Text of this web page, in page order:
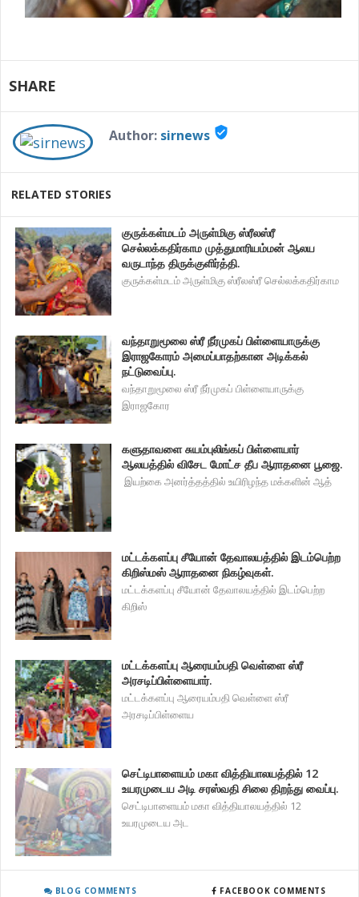
SHARE
Author: sirnews verified_user
RELATED STORIES
குருக்கள்மடம் அருள்மிகு ஸ்ரீலஸ்ரீ
செல்லக்கதிர்காம முத்துமாரியம்மன் ஆலய
வருடாந்த திருக்குளிர்த்தி.
குருக்கள்மடம் அருள்மிகு ஸ்ரீலஸ்ரீ செல்லக்கதிர்காம
வந்தாறுமூலை ஸ்ரீ நீர்முகப் பிள்ளையாருக்கு
இராஜகோரம் அமைப்பாதற்கான அடிக்கல்
நட்டுவைப்பு.
வந்தாறுமூலை ஸ்ரீ நீர்முகப் பிள்ளையாருக்கு
இராஜகோர
களுதாவளை சுயம்புலிங்கப் பிள்ளையார்
ஆலயத்தில் விசேட மோட்ச தீப ஆராதனை பூஜை.
இயற்கை அனர்த்தத்தில் உயிரிழந்த மக்களின் ஆத்
மட்டக்களப்பு சீயோன் தேவாலயத்தில் இடம்பெற்ற
கிறிஸ்மஸ் ஆராதனை நிகழ்வுகள்.
மட்டக்களப்பு சீயோன் தேவாலயத்தில் இடம்பெற்ற
கிறிஸ்
மட்டக்களப்பு ஆரையம்பதி வெள்ளை ஸ்ரீ
அரசடிப்பிள்ளையார்.
மட்டக்களப்பு ஆரையம்பதி வெள்ளை ஸ்ரீ
அரசடிப்பிள்ளைய
செட்டிபாளையம் மகா வித்தியாலயத்தில் 12
உயரமுடைய அடி சரஸ்வதி சிலை திறந்து வைப்பு.
செட்டிபாளையம் மகா வித்தியாலயத்தில் 12
உயரமுடைய அட
BLOG COMMENTS FACEBOOK COMMENTS